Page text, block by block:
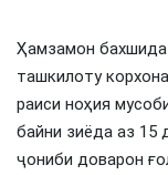
Ҳамзамон бахшида
ташкилоту
раиси ноҳия
байни зиёда аз 15
ҷониби доварон